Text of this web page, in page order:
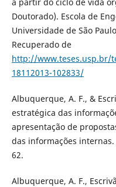
Doutorado). Escola de
Universidade de São
Recuperado de
http://www.teses.usp.br/
18112013-102833/
Albuquerque, A. F., &
estratégica das
apresentação de
das informações internas.
62.
Albuquerque, A. F.,